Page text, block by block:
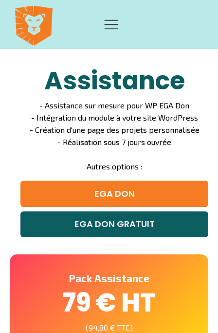
Assistance
- Assistance sur mesure pour WP EGA Don
- Intégration du module à votre site WordPress
- Création d'une page des projets personnalisée
- Réalisation sous 7 jours ouvrée
Autres options :
EGA DON
EGA DON GRATUIT
Pack Assistance
79 € HT
(94,80 € TTC)